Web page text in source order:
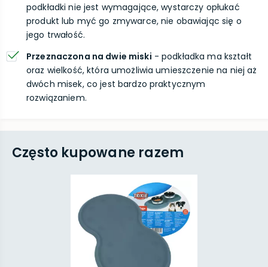
podkładki nie jest wymagające, wystarczy opłukać
produkt lub myć go zmywarce, nie obawiając się o
jego trwałość.
Przeznaczona na dwie miski - podkładka ma kształt
oraz wielkość, która umożliwia umieszczenie na niej aż
dwóch misek, co jest bardzo praktycznym
rozwiązaniem.
Często kupowane razem